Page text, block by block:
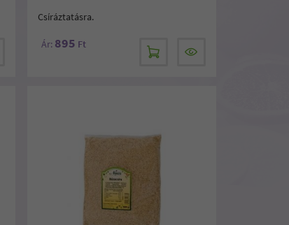
Csíráztatásra.
Ár: 895 Ft